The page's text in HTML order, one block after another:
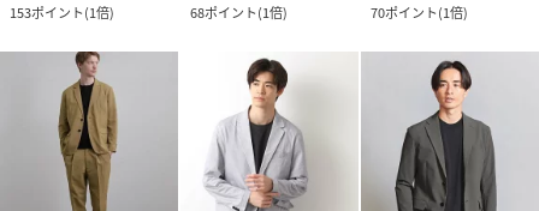
153ポイント(1倍)
68ポイント(1倍)
70ポイント(1倍)